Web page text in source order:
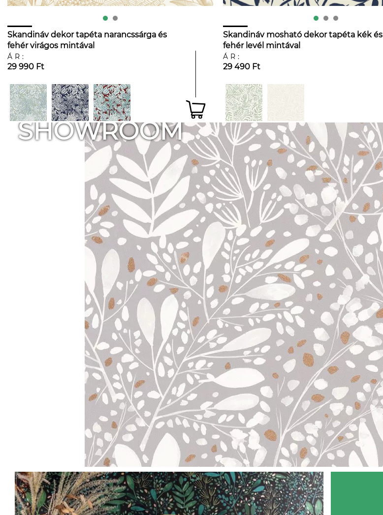
Skandináv dekor tapéta narancssárga és
fehér virágos mintával
ÁR:
29 990 Ft
Skandináv mosható dekor tapéta kék és
fehér levél mintával
ÁR:
29 490 Ft
SHOWROOM